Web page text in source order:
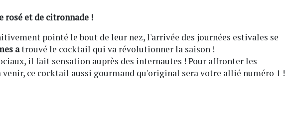
rosé et de citronnade !
pointé le bout de leur nez, l'arrivée des journées estivales se
atrouvé le cocktail qui va révolutionner la saison !
il fait sensation auprès des internautes ! Pour affronter les
ce cocktail aussi gourmand qu'original sera votre allié numéro 1 !